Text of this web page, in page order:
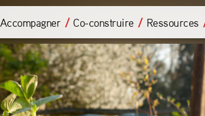
Accompagner Co-construire Ressources